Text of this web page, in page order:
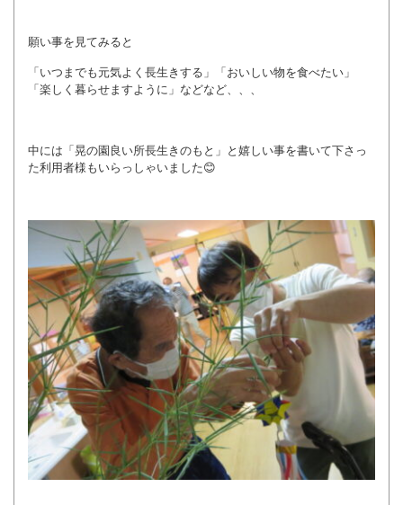
願い事を見てみると
「いつまでも元気よく長生きする」「おいしい物を食べたい」
「楽しく暮らせますように」などなど、、、
中には「晃の園良い所長生きのもと」と嬉しい事を書いて下さっ
た利用者様もいらっしゃいました😊